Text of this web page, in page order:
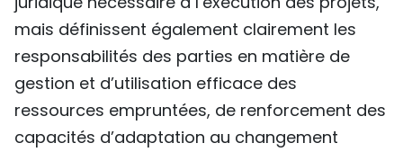
mais définissent également clairement les
responsabilités des parties en matière de
gestion et d’utilisation efficace des
ressources empruntées, de renforcement des
capacités d’adaptation au changement